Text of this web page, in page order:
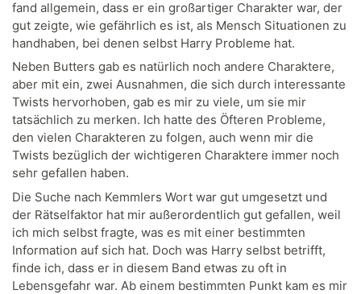
fand allgemein, dass er ein großartiger Charakter war, der
gut zeigte, wie gefährlich es ist, als Mensch Situationen zu
handhaben, bei denen selbst Harry Probleme hat.
Neben Butters gab es natürlich noch andere Charaktere,
aber mit ein, zwei Ausnahmen, die sich durch interessante
Twists hervorhoben, gab es mir zu viele, um sie mir
tatsächlich zu merken. Ich hatte des Öfteren Probleme,
den vielen Charakteren zu folgen, auch wenn mir die
Twists bezüglich der wichtigeren Charaktere immer noch
sehr gefallen haben.
Die Suche nach Kemmlers Wort war gut umgesetzt und
der Rätselfaktor hat mir außerordentlich gut gefallen, weil
ich mich selbst fragte, was es mit einer bestimmten
Information auf sich hat. Doch was Harry selbst betrifft,
finde ich, dass er in diesem Band etwas zu oft in
Lebensgefahr war. Ab einem bestimmten Punkt kam es mir